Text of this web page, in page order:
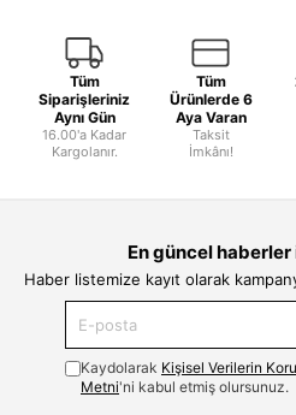
Tüm
Siparişleriniz
Aynı Gün
16.00'a Kadar
Kargolanır.
Tüm
Ürünlerde 6
Aya Varan
Taksit
İmkânı!
En güncel
Haber listemize kayıt olarak
Kaydolarak Kişisel Verilerin
Metni'ni kabul etmiş olursunuz.